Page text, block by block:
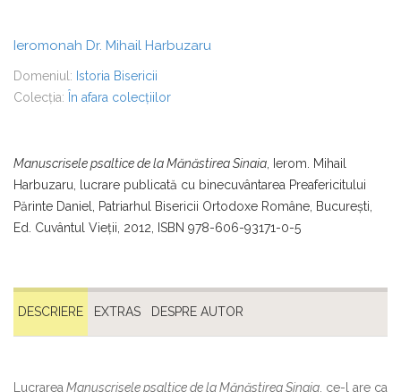
Ieromonah Dr. Mihail Harbuzaru
Domeniul: Istoria Bisericii
Colecția: În afara colecțiilor
Manuscrisele psaltice de la Mănăstirea Sinaia , Ierom. Mihail
Harbuzaru, lucrare publicată cu binecuvântarea Preafericitului
Părinte Daniel, Patriarhul Bisericii Ortodoxe Române, Bucureşti,
Ed. Cuvântul Vieţii, 2012, ISBN 978-606-93171-0-5
DESCRIERE EXTRAS DESPRE AUTOR
Lucrarea Manuscrisele psaltice de la Mănăstirea Sinaia , ce-l are ca